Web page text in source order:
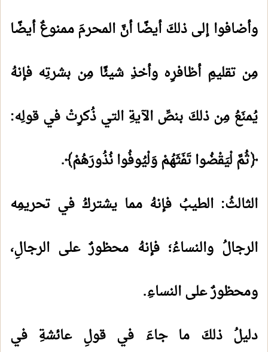
وأضافوا إلى ذلكَ أيضًا أنَّ المحرمَ ممنوعٌ أيضًا
مِن تقليمِ أظافرِه وأخذِ شيئًا مِن بشرتِه فإنهُ
يُمنَعُ مِن ذلكَ بنصِّ الآيةِ التي ذُكرِتْ في قولِه:
﴿ثُمَّ لْيَقْضُوا تَفَثَهُمْ وَلْيُوفُوا نُذُورَهُمْ﴾.
الثالثُ: الطيبُ فإنهُ مما يشتركُ في تحريمِه
الرجالُ والنساءُ؛ فإنهُ محظورٌ على الرجالِ،
ومحظورٌ على النساءِ.
دليلُ ذلكَ ما جاءَ في قولِ عائشةِ في